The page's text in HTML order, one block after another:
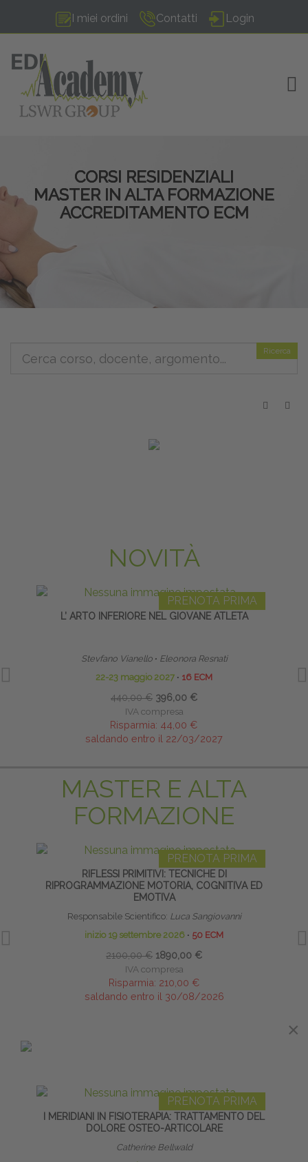
I miei ordini Contatti Login
CORSI RESIDENZIALI
MASTER IN ALTA FORMAZIONE
ACCREDITAMENTO ECM
Ricerca
NOVITÀ
PRENOTA PRIMA
L’ ARTO INFERIORE NEL GIOVANE ATLETA
Stevfano Vianello ∙ Eleonora Resnati
22-23 maggio 2027 ∙ 16 ECM
440,00 € 396,00 €
IVA compresa
Risparmia: 44,00 €
saldando entro il 22/03/2027
MASTER E ALTA
FORMAZIONE
PRENOTA PRIMA
RIFLESSI PRIMITIVI: TECNICHE DI
RIPROGRAMMAZIONE MOTORIA, COGNITIVA ED
EMOTIVA
Responsabile Scientifico: Luca Sangiovanni
inizio 19 settembre 2026 ∙ 50 ECM
2100,00 € 1890,00 €
IVA compresa
Risparmia: 210,00 €
saldando entro il 30/08/2026
PRENOTA PRIMA
I MERIDIANI IN FISIOTERAPIA: TRATTAMENTO DEL
DOLORE OSTEO-ARTICOLARE
Catherine Bellwald
×
×